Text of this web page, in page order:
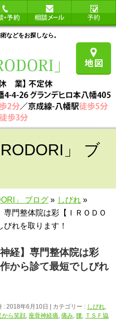
などをお探しなら。
」 ブ
」 ブログ » しびれ »
門整体院は彩【ＩＲＯＤＯ
びれを取ります！
経】専門整体院は彩
から診て最短でしびれ
: 2018年6月10日 カテゴリー : しびれ,
から笑顔, 座骨神経痛,痛み, 腰, ＴＳＦ協